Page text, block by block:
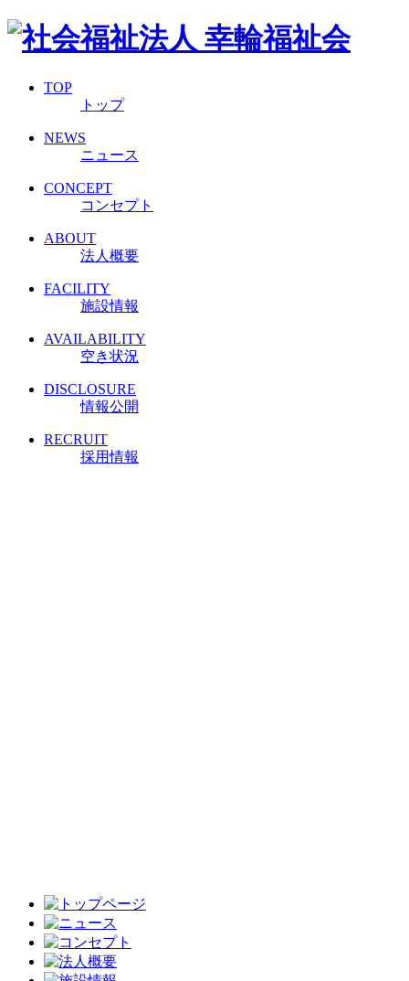
TOP
トップ
NEWS
ニュース
CONCEPT
コンセプト
ABOUT
法人概要
FACILITY
施設情報
AVAILABILITY
空き状況
DISCLOSURE
情報公開
RECRUIT
採用情報